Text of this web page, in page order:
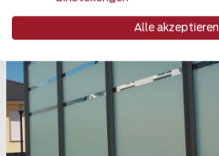
Alle akzeptieren